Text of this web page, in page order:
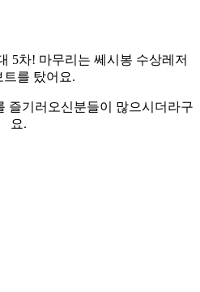
5차! 마무리는 쎄시봉 수상레저
트를 탔어요.
즐기러오신분들이 많으시더라구
요.